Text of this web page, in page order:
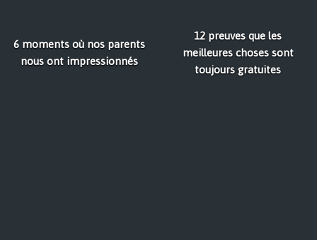
6 moments où nos parents
nous ont impressionnés
12 preuves que les
meilleures choses sont
toujours gratuites